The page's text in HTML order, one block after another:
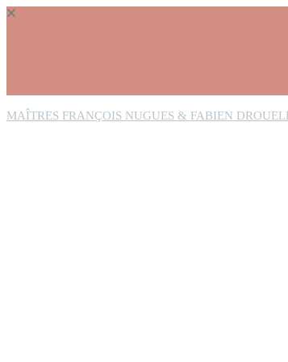
MAÎTRES FRANÇOIS NUGUES & FABIEN
Panneau de gestion des cookies